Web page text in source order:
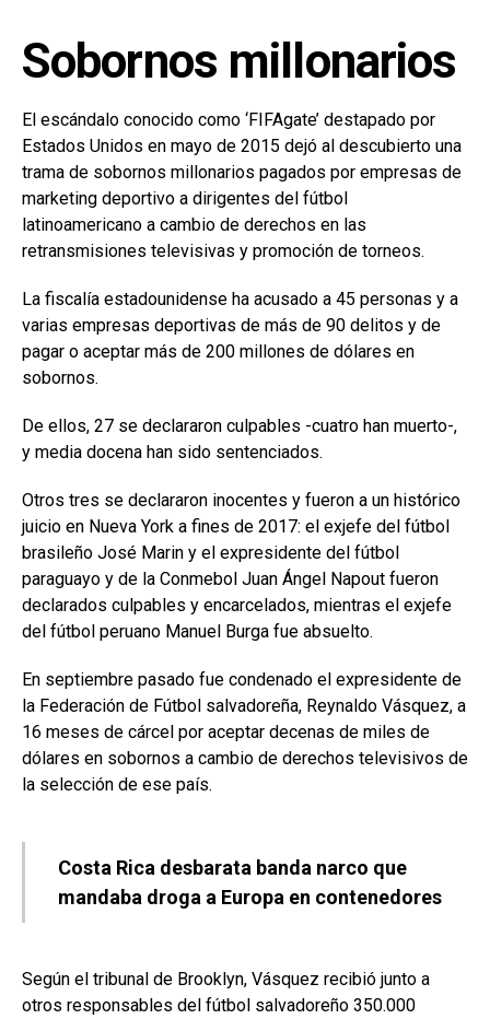
Sobornos millonarios
El escándalo conocido como ‘FIFAgate’ destapado por
Estados Unidos en mayo de 2015 dejó al descubierto una
trama de sobornos millonarios pagados por empresas de
marketing deportivo a dirigentes del fútbol
latinoamericano a cambio de derechos en las
retransmisiones televisivas y promoción de torneos.
La fiscalía estadounidense ha acusado a 45 personas y a
varias empresas deportivas de más de 90 delitos y de
pagar o aceptar más de 200 millones de dólares en
sobornos.
De ellos, 27 se declararon culpables -cuatro han muerto-,
y media docena han sido sentenciados.
Otros tres se declararon inocentes y fueron a un histórico
juicio en Nueva York a fines de 2017: el exjefe del fútbol
brasileño José Marin y el expresidente del fútbol
paraguayo y de la Conmebol Juan Ángel Napout fueron
declarados culpables y encarcelados, mientras el exjefe
del fútbol peruano Manuel Burga fue absuelto.
En septiembre pasado fue condenado el expresidente de
la Federación de Fútbol salvadoreña, Reynaldo Vásquez, a
16 meses de cárcel por aceptar decenas de miles de
dólares en sobornos a cambio de derechos televisivos de
la selección de ese país.
Costa Rica desbarata banda narco que
mandaba droga a Europa en contenedores
Según el tribunal de Brooklyn, Vásquez recibió junto a
otros responsables del fútbol salvadoreño 350.000